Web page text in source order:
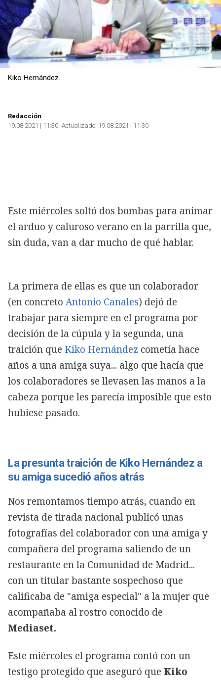
Kiko Hernández.
Redacción
19.08.2021 | 11:30 Actualizado: 19.08.2021 | 11:30
Este miércoles soltó dos bombas para animar
el arduo y caluroso verano en la parrilla que,
sin duda, van a dar mucho de qué hablar.
La primera de ellas es que un colaborador
(en concreto Antonio Canales) dejó de
trabajar para siempre en el programa por
decisión de la cúpula y la segunda, una
traición que Kiko Hernández cometía hace
años a una amiga suya... algo que hacía que
los colaboradores se llevasen las manos a la
cabeza porque les parecía imposible que esto
hubiese pasado.
La presunta traición de Kiko Hernández a
su amiga sucedió años atrás
Nos remontamos tiempo atrás, cuando en
revista de tirada nacional publicó unas
fotografías del colaborador con una amiga y
compañera del programa saliendo de un
restaurante en la Comunidad de Madrid...
con un titular bastante sospechoso que
calificaba de "amiga especial" a la mujer que
acompañaba al rostro conocido de
Mediaset.
Este miércoles el programa contó con un
testigo protegido que aseguró que Kiko